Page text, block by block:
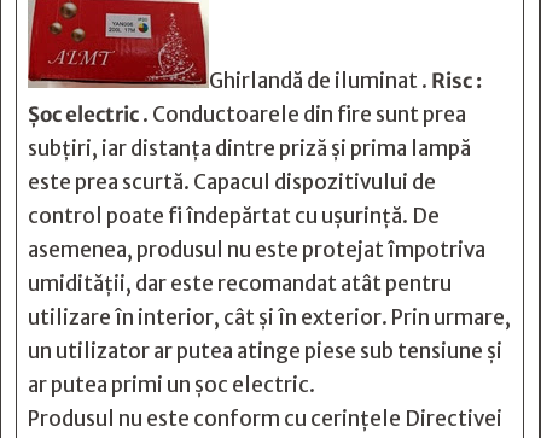
Ghirlandă de iluminat . Risc :
Șoc electric. Conductoarele din fire sunt prea
subțiri, iar distanța dintre priză și prima lampă
este prea scurtă. Capacul dispozitivului de
control poate fi îndepărtat cu ușurință. De
asemenea, produsul nu este protejat împotriva
umidității, dar este recomandat atât pentru
utilizare în interior, cât și în exterior. Prin urmare,
un utilizator ar putea atinge piese sub tensiune și
ar putea primi un șoc electric.
Produsul nu este conform cu cerințele Directivei